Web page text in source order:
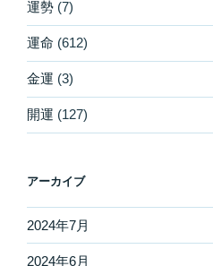
運勢 (7)
運命 (612)
金運 (3)
開運 (127)
アーカイブ
2024年7月
2024年6月